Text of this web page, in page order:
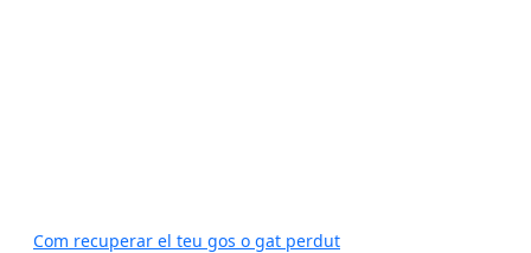
Com recuperar el teu gos o gat perdut